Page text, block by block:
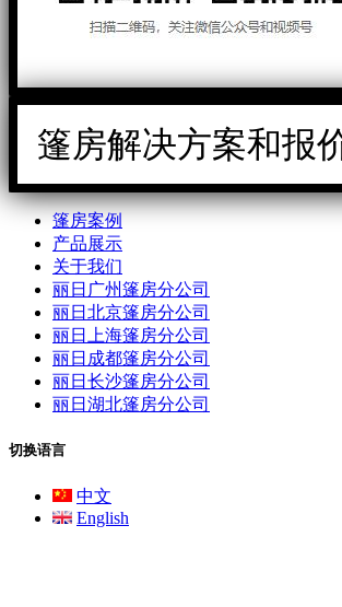
篷房解决方案和报
篷房案例
产品展示
关于我们
丽日广州篷房分公司
丽日北京篷房分公司
丽日上海篷房分公司
丽日成都篷房分公司
丽日长沙篷房分公司
丽日湖北篷房分公司
切换语言
中文
English